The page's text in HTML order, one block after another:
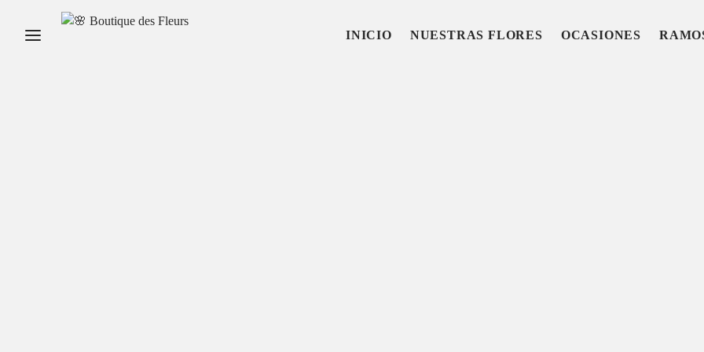
INICIO NUESTRAS FLORES OCASIONES